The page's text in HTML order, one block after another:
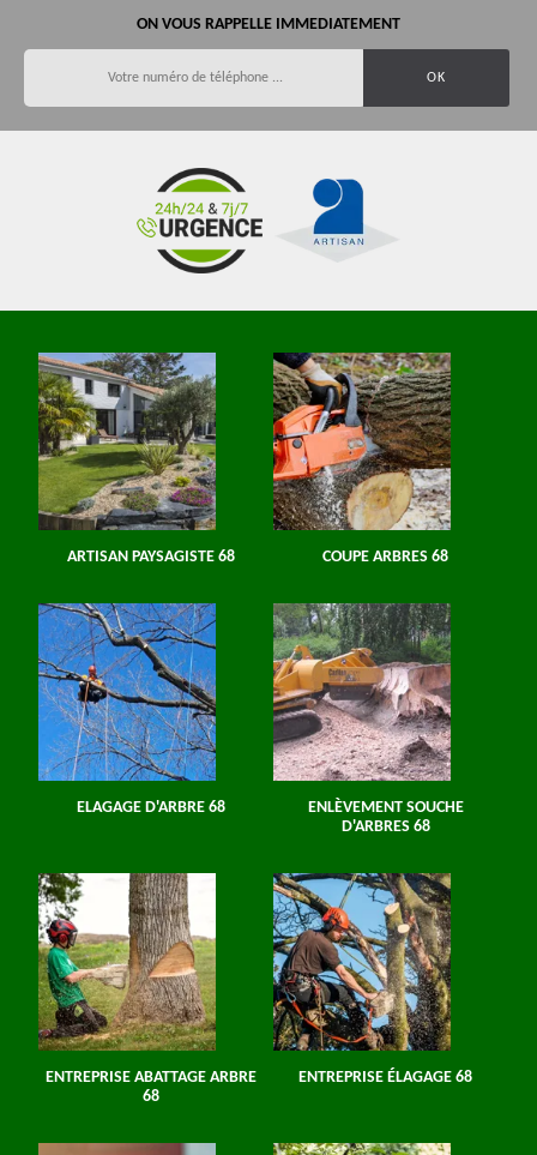
ON VOUS RAPPELLE IMMEDIATEMENT
ARTISAN PAYSAGISTE 68 COUPE ARBRES 68
ELAGAGE D'ARBRE 68
ENLÈVEMENT SOUCHE
D'ARBRES 68
ENTREPRISE ABATTAGE ARBRE
68
ENTREPRISE ÉLAGAGE 68